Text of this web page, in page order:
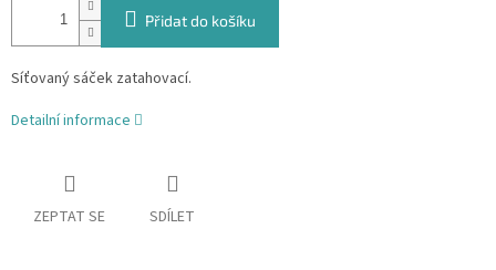
Přidat do košíku
Síťovaný sáček zatahovací.
Detailní informace
ZEPTAT SE SDÍLET